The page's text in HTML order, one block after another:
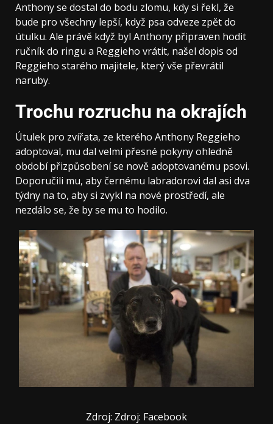
Anthony se dostal do bodu zlomu, kdy si řekl, že
bude pro všechny lepší, když psa odveze zpět do
útulku. Ale právě když byl Anthony připraven hodit
ručník do ringu a Reggieho vrátit, našel dopis od
Reggieho starého majitele, který vše převrátil
naruby.
Trochu rozruchu na okrajích
Útulek pro zvířata, ze kterého Anthony Reggieho
adoptoval, mu dal velmi přesné pokyny ohledně
období přizpůsobení se nově adoptovanému psovi.
Doporučili mu, aby černému labradorovi dal asi dva
týdny na to, aby si zvykl na nové prostředí, ale
nezdálo se, že by se mu to hodilo.
Zdroj: Zdroj: Facebook